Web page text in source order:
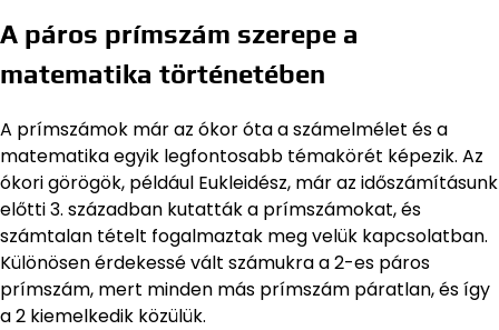
A páros prímszám szerepe a
matematika történetében
A prímszámok már az ókor óta a számelmélet és a
matematika egyik legfontosabb témakörét képezik. Az
ókori görögök, például Eukleidész, már az időszámításunk
előtti 3. században kutatták a prímszámokat, és
számtalan tételt fogalmaztak meg velük kapcsolatban.
Különösen érdekessé vált számukra a 2-es páros
prímszám, mert minden más prímszám páratlan, és így
a 2 kiemelkedik közülük.